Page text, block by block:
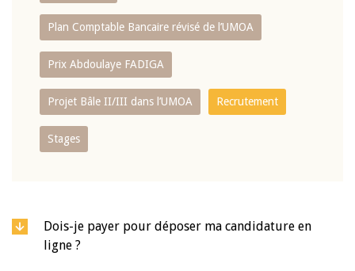
Plan Comptable Bancaire révisé de l’UMOA
Prix Abdoulaye FADIGA
Projet Bâle II/III dans l’UMOA Recrutement
Stages
Dois-je payer pour déposer ma candidature en
ligne ?